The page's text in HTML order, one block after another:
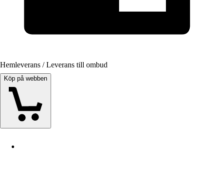
Hemleverans / Leverans till ombud
Köp på webben